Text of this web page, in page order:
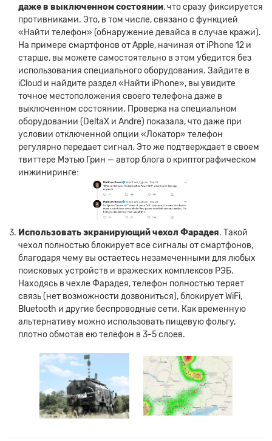
даже в выключенном состоянии, что сразу фиксируется
противниками. Это, в том числе, связано с функцией
«Найти телефон» (обнаружение девайса в случае кражи).
На примере смартфонов от Apple, начиная от iPhone 12 и
старше, вы можете самостоятельно в этом убедится без
использования специального оборудования. Зайдите в
iCloud и найдите раздел «Найти iPhone», вы увидите
точное местоположения своего телефона даже в
выключенном состоянии. Проверка на специальном
оборудовании (DeltaX и Andre) показала, что даже при
условии отключенной опции «Локатор» телефон
регулярно передает сигнал. Это же подтверждает в своем
твиттере Мэтью Грин — автор блога о криптографическом
инжиниринге:
Использовать экранирующий чехол Фарадея. Такой
чехол полностью блокирует все сигналы от смартфонов,
благодаря чему вы остаетесь незамеченными для любых
поисковых устройств и вражеских комплексов РЭБ.
Находясь в чехле Фарадея, телефон полностью теряет
связь (нет возможности дозвониться), блокирует WiFi,
Bluetooth и другие беспроводные сети. Как временную
альтернативу можно использовать пищевую фольгу,
плотно обмотав ею телефон в 3-5 слоев.